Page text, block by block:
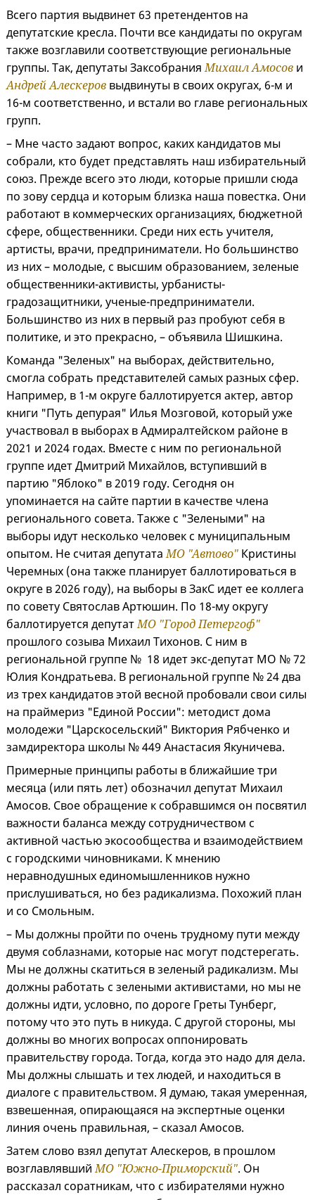
Всего партия выдвинет 63 претендентов на
депутатские кресла. Почти все кандидаты по округам
также возглавили соответствующие региональные
группы. Так, депутаты ЗаксобранияМихаил Амосов и
Андрей Алескеров выдвинуты в своих округах, 6-м и
16-м соответственно, и встали во главе региональных
групп.
– Мне часто задают вопрос, каких кандидатов мы
собрали, кто будет представлять наш избирательный
союз. Прежде всего это люди, которые пришли сюда
по зову сердца и которым близка наша повестка. Они
работают в коммерческих организациях, бюджетной
сфере, общественники. Среди них есть учителя,
артисты, врачи, предприниматели. Но большинство
из них – молодые, с высшим образованием, зеленые
общественники-активисты, урбанисты-
градозащитники, ученые-предприниматели.
Большинство из них в первый раз пробуют себя в
политике, и это прекрасно, – объявила Шишкина.
Команда "Зеленых" на выборах, действительно,
смогла собрать представителей самых разных сфер.
Например, в 1-м округе баллотируется актер, автор
книги "Путь депурая" Илья Мозговой, который уже
участвовал в выборах в Адмиралтейском районе в
2021 и 2024 годах. Вместе с ним по региональной
группе идет Дмитрий Михайлов, вступивший в
партию "Яблоко" в 2019 году. Сегодня он
упоминается на сайте партии в качестве члена
регионального совета. Также с "Зелеными" на
выборы идут несколько человек с муниципальным
опытом. Не считая депутатаМО "Автово" Кристины
Черемных (она также планирует баллотироваться в
округе в 2026 году), на выборы в ЗакС идет ее коллега
по совету Святослав Артюшин. По 18-му округу
баллотируется депутатМО "Город Петергоф"
прошлого созыва Михаил Тихонов. С ним в
региональной группе № 18 идет экс-депутат МО № 72
Юлия Кондратьева. В региональной группе № 24 два
из трех кандидатов этой весной пробовали свои силы
на праймериз "Единой России": методист дома
молодежи "Царскосельский" Виктория Рябченко и
замдиректора школы № 449 Анастасия Якуничева.
Примерные принципы работы в ближайшие три
месяца (или пять лет) обозначил депутат Михаил
Амосов. Свое обращение к собравшимся он посвятил
важности баланса между сотрудничеством с
активной частью экосообщества и взаимодействием
с городскими чиновниками. К мнению
неравнодушных единомышленников нужно
прислушиваться, но без радикализма. Похожий план
и со Смольным.
– Мы должны пройти по очень трудному пути между
двумя соблазнами, которые нас могут подстерегать.
Мы не должны скатиться в зеленый радикализм. Мы
должны работать с зелеными активистами, но мы не
должны идти, условно, по дороге Греты Тунберг,
потому что это путь в никуда. С другой стороны, мы
должны во многих вопросах оппонировать
правительству города. Тогда, когда это надо для дела.
Мы должны слышать и тех людей, и находиться в
диалоге с правительством. Я думаю, такая умеренная,
взвешенная, опирающаяся на экспертные оценки
линия очень правильная, – сказал Амосов.
Затем слово взял депутат Алескеров, в прошлом
возглавлявшийМО "Южно-Приморский". Он
рассказал соратникам, что с избирателями нужно